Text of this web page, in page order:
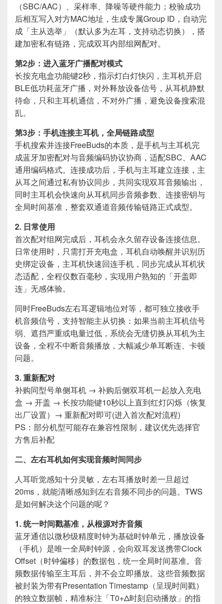
（SBC/AAC）、采样率、降噪等硬件能力；校验成功
后相互写入对方MAC地址，生成专属Group ID，自动完
成「主从选举」（默认多为左耳，支持动态切换），搭
建加密私有链路，完成双耳内部组网配对。
第2步：进入蓝牙广播配对模式
长按充电盒功能键2秒，指示灯白灯快闪，主耳机开启
BLE低功耗蓝牙广播，对外释放设备信号，从耳机静默
待命，只和主耳机通信，不对外广播，避免设备搜索混
乱。
第3步：手机连接主耳机，全局链路成型
手机搜索并连接FreeBuds的本质，是手机与主耳机完
成蓝牙加密配对与音频编码协议协商，适配SBC、AAC
通用编码格式。连接成功后，手机与主耳建立连接，主
从耳之间通过私有协议同步，共同实现双耳音频输出，
同时主耳机会快速向从耳机同步音频参数、连接密钥与
全局时间基准，整套双通道音频传输链路正式成型。
2. 日常使用
首次配对组网完成后，耳机会永久留存设备连接信息。
日常使用时，只需打开充电盒，耳机自动唤醒并识别历
史绑定设备，主耳机快速回连手机，同步完成从耳机状
态适配，全程仅数百毫秒，实现用户熟知的「开盖即
连」无感体验。
同时FreeBuds左右耳逻辑地位对等，都可独立接收手
机音频信号，支持智能主从切换：如果当前主耳机信号
弱、遮挡严重或电量过低，系统会无缝切换从耳机为主
设备，全程不中断音频播放，大幅减少单耳断连、卡顿
问题。
3. 重新配对
补购同型号单侧耳机 → 补购后侧双耳机一起放入充电
盒 → 开盖 → 长按功能键10秒以上直到红灯闪烁（恢复
出厂设置）→ 重新配对即可(进入首次配对流程)
PS：部分机型可能存在兼容性限制，建议优先选择官
方售后补配
二、左右耳机如何实现音频时间同步
人耳听觉感知十分灵敏，左右耳播放时差一旦超过
20ms，就能清晰感知到左右音频不同步的问题。TWS
是如何解决这个问题的呢？
1. 统一时间戳基准，从根源对齐音频
蓝牙通信以微秒级精度时钟为基础时钟单元，播放设备
（手机）是唯一全局时钟源，会向双耳发送携带Clock
Offset（时钟偏移）的数据包，统一全局时间基准。音
频数据传输至主耳后，并不会立即播放。这些音频数据
被封装为带有Presentation Timestamp（呈现时间戳）
的独立数据帧，精准标注「T0+Δ时刻启动播放」的指